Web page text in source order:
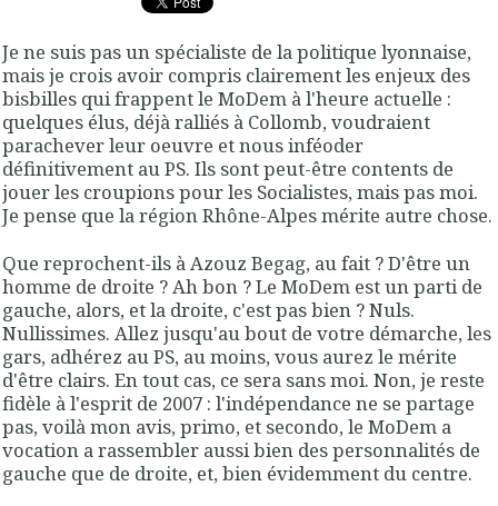
Je ne suis pas un spécialiste de la politique lyonnaise,
mais je crois avoir compris clairement les enjeux des
bisbilles qui frappent le MoDem à l'heure actuelle :
quelques élus, déjà ralliés à Collomb, voudraient
parachever leur oeuvre et nous inféoder
définitivement au PS. Ils sont peut-être contents de
jouer les croupions pour les Socialistes, mais pas moi.
Je pense que la région Rhône-Alpes mérite autre chose.
Que reprochent-ils à Azouz Begag, au fait ? D'être un
homme de droite ? Ah bon ? Le MoDem est un parti de
gauche, alors, et la droite, c'est pas bien ? Nuls.
Nullissimes. Allez jusqu'au bout de votre démarche, les
gars, adhérez au PS, au moins, vous aurez le mérite
d'être clairs. En tout cas, ce sera sans moi. Non, je reste
fidèle à l'esprit de 2007 : l'indépendance ne se partage
pas, voilà mon avis, primo, et secondo, le MoDem a
vocation a rassembler aussi bien des personnalités de
gauche que de droite, et, bien évidemment du centre.